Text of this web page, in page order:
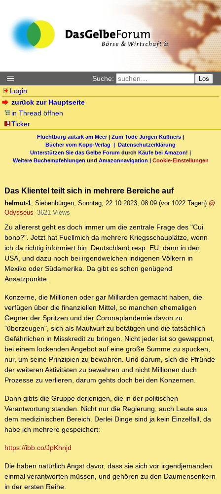
Suche: Los
Login
zurück zur Hauptseite
in Thread öffnen
Ticker
Fluchtburg autark am Meer| Zum Tode Jürgen Küßners |
Bücher vom Kopp-Verlag | Datenschutzerklärung
Unterstützen Sie das Gelbe Forum durch Käufe bei Amazon! |
Weitere Buchempfehlungen und Amazonnavigation | Cookie-Einstellungen
Das Klientel teilt sich in mehrere Bereiche auf
helmut-1, Siebenbürgen, Sonntag, 22.10.2023, 08:09 (vor 1022 Tagen) @
Odysseus 3621 Views
Zu allererst geht es doch immer um die zentrale Frage des "Cui
bono?". Jetzt hat Fuellmich da mehrere Kriegsschauplätze, wenn
ich da richtig informiert bin. Deutschland resp. EU, dann in den
USA, und dazu noch bei irgendwelchen indigenen Völkern in
Mexiko oder Südamerika. Da gibt es schon genügend
Ansatzpunkte.
Konzerne, die Millionen oder gar Milliarden gemacht haben, die
verfügen über die finanziellen Mittel, so manchen ehemaligen
Gegner der Spritzen und der Coronaplandemie davon zu
"überzeugen", sich als Maulwurf zu betätigen und die tatsächlich
Gefährlichen in Misskredit zu bringen. Nicht jeder ist so gewappnet,
bei einem lockenden Angebot auf eine große Summe zu spucken,
nur, um seine Prinzipien zu bewahren. Und darum, sich die Pfründe
der weiteren Aktivitäten zu bewahren und nicht Millionen duch
Prozesse zu verlieren, darum gehts doch bei den Konzernen.
Dann gibts die Gruppe derjenigen, die in der politischen
Verantwortung standen. Nicht nur die Regierung, auch Leute aus
dem medizinischen Bereich. Derlei Dinge sind ja kein Einzelfall, da
habe ich mehrere gespeichert:
https://ibb.co/JpKhnjd
Die haben natürlich Angst davor, dass sie sich vor irgendjemanden
einmal verantworten müssen, und gehören zu den Daumensenkern
in der ersten Reihe.